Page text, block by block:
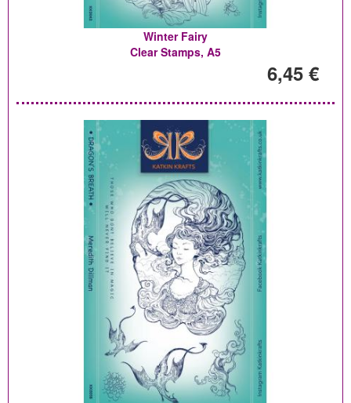
Winter Fairy
Clear Stamps, A5
6,45 €